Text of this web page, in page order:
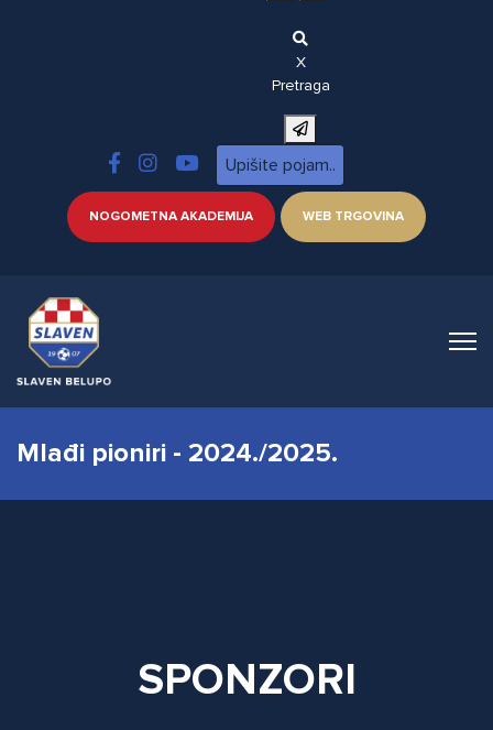
X
Pretraga
NOGOMETNA AKADEMIJA WEB TRGOVINA
Mlađi pioniri - 2024./2025.
SPONZORI